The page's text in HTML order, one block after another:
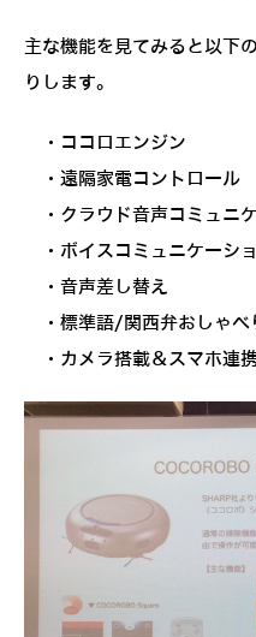
主な機能を見てみると以下
りします。
・ココロエンジン
・遠隔家電コントロール
・クラウド音声コミュニ
・ボイスコミュニケーシ
・音声差し替え
・標準語/関西弁おしゃべ
・カメラ搭載＆スマホ連